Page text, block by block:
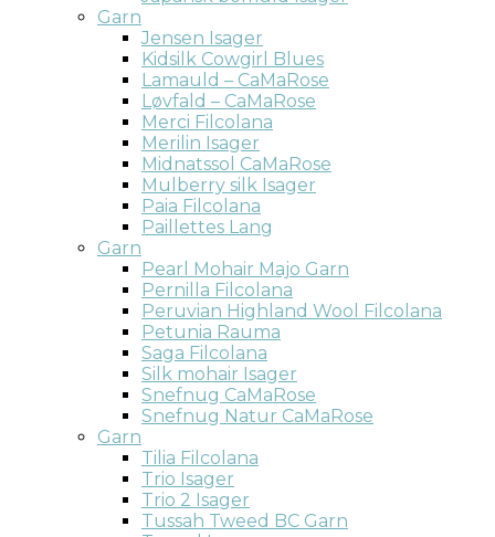
Garn
Jensen Isager
Kidsilk Cowgirl Blues
Lamauld – CaMaRose
Løvfald – CaMaRose
Merci Filcolana
Merilin Isager
Midnatssol CaMaRose
Mulberry silk Isager
Paia Filcolana
Paillettes Lang
Garn
Pearl Mohair Majo Garn
Pernilla Filcolana
Peruvian Highland Wool Filcolana
Petunia Rauma
Saga Filcolana
Silk mohair Isager
Snefnug CaMaRose
Snefnug Natur CaMaRose
Garn
Tilia Filcolana
Trio Isager
Trio 2 Isager
Tussah Tweed BC Garn